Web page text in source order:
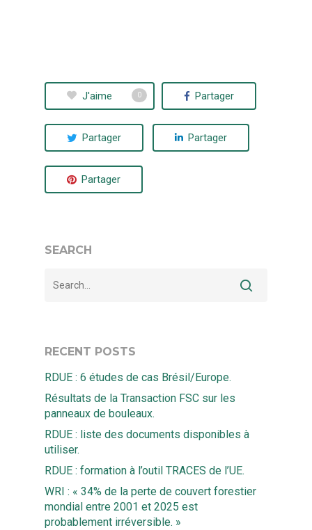
J'aime 0 Partager
Partager Partager
Partager
SEARCH
RECENT POSTS
RDUE : 6 études de cas Brésil/Europe.
Résultats de la Transaction FSC sur les
panneaux de bouleaux.
RDUE : liste des documents disponibles à
utiliser.
RDUE : formation à l’outil TRACES de l’UE.
WRI : « 34% de la perte de couvert forestier
mondial entre 2001 et 2025 est
probablement irréversible. »